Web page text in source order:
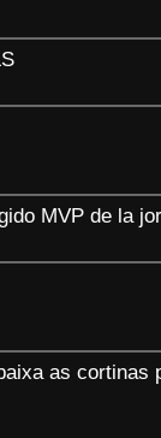
MVP de la
as cortinas